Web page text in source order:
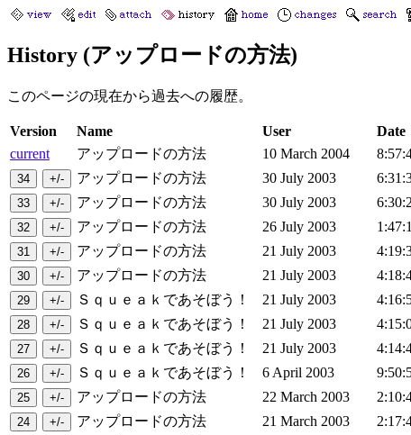
History (アップロードの方法)
このページの現在から過去への履歴。
Version Name User Date
current
アップロードの方法 10 March 2004
アップロードの方法
30 July 2003
アップロードの方法
30 July 2003
アップロードの方法
26 July 2003
アップロードの方法
21 July 2003
アップロードの方法
21 July 2003
Ｓｑｕｅａｋであそぼう！
21 July 2003
Ｓｑｕｅａｋであそぼう！
21 July 2003
Ｓｑｕｅａｋであそぼう！
21 July 2003
Ｓｑｕｅａｋであそぼう！
6 April 2003
アップロードの方法
22 March 2003
アップロードの方法
21 March 2003